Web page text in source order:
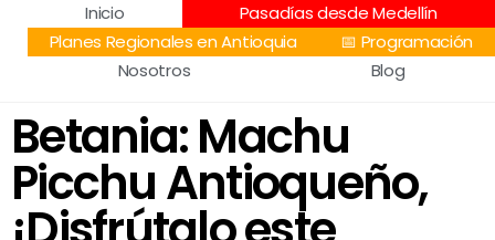
Inicio
Pasadías desde Medellín
Planes Regionales en Antioquia
📅 Programación
Nosotros
Blog
Betania: Machu
Picchu Antioqueño,